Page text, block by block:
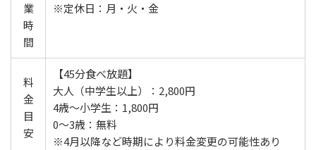
業
時
間
※定休日：月・火・金
料
金
目
安
【45分食べ放題】
大人（中学生以上）：2,800円
4歳～小学生：1,800円
0～3歳：無料
※4月以降など時期により料金変更の可能性あり